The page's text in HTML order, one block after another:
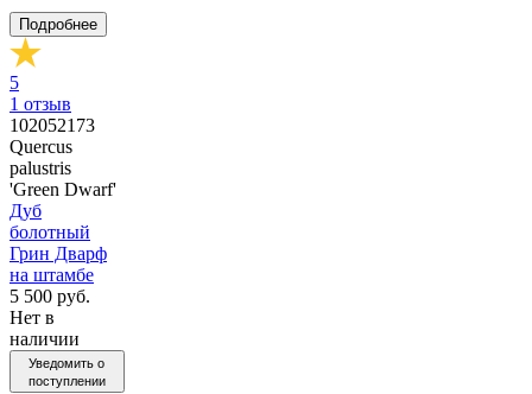
Подробнее
5
1 отзыв
102052173
Quercus
palustris
'Green Dwarf'
Дуб
болотный
Грин Дварф
на штамбе
5 500 руб.
Нет в
наличии
Уведомить о
поступлении